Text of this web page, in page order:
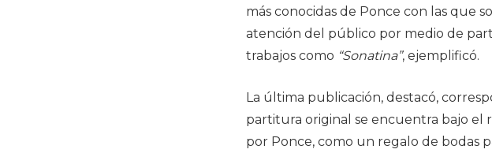
más conocidas de Ponce con las que
atención del público por medio de
trabajos como “Sonatina”, ejemplificó.
La última publicación, destacó,
partitura original se encuentra bajo el
por Ponce, como un regalo de bodas